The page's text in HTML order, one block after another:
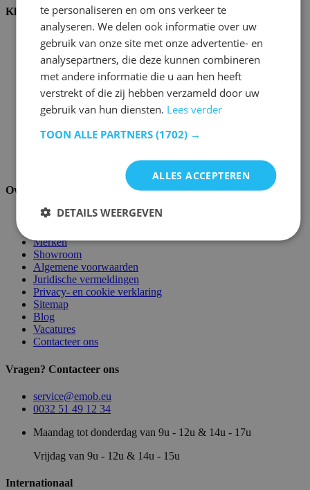
Klantenservice
Bestellen bij Emob
Betaalmogelijkheden
Verzending en levering
Service en garantie
Annuleren of retourneren
Klachten
Montagetips
Wachtwoord vergeten?
Palletopslag & Fulfilment
Over ons
Over ons
Merken
Showroom
Algemene voorwaarden
Juridische vermeldingen
Privacy- en cookie verklaring
Sitemap
Blog
Vacatures
Contacteer ons
Vragen? Contacteer ons
service@emob.eu
0032 51 49 12 34
Maandag tot donderdag van 9u - 12u & 14u - 17u
Vrijdag van 9u - 12u & 14u - 15u
Internationaal
te personaliseren en om ons verkeer te
analyseren. We delen ook informatie over uw
gebruik van onze site met onze advertentie- en
analysepartners, die deze kunnen combineren
met andere informatie die u aan hen heeft
verstrekt of die zij hebben verzameld door uw
gebruik van hun diensten. Lees verder
TOON ALLE PARTNERS (1702) →
ALLES ACCEPTEREN
DETAILS WEERGEVEN